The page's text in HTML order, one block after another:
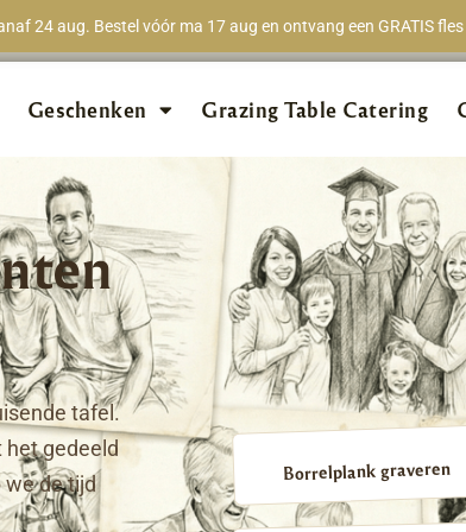
24 aug. Bestel vóór ma 17 aug en ontvang een GRATIS
★★★★★
Geschenken Grazing Table Catering
tafel.
gedeeld
we de tijd
Borrelplank graveren